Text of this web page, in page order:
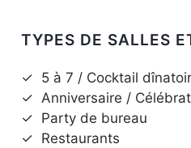
TYPES DE SALLES
✓ 5 à 7 / Cocktail
✓ Anniversaire /
✓ Party de bureau
✓ Restaurants